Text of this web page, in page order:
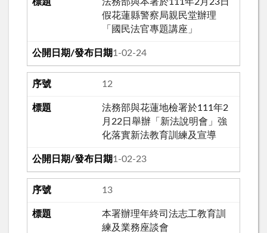
假花蓮縣警察局親民堂辦理
「國民法官專題講座」
111-02-24
12
法務部與花蓮地檢署於111年2
月22日舉辦「新法說明會」強
化落實新法教育訓練及宣導
111-02-23
13
本署辦理年終司法志工教育訓
練及業務座談會